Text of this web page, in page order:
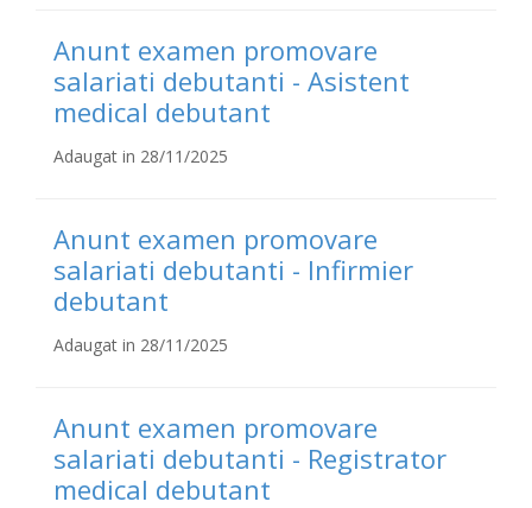
Anunt examen promovare
salariati debutanti - Asistent
medical debutant
Adaugat in 28/11/2025
Anunt examen promovare
salariati debutanti - Infirmier
debutant
Adaugat in 28/11/2025
Anunt examen promovare
salariati debutanti - Registrator
medical debutant